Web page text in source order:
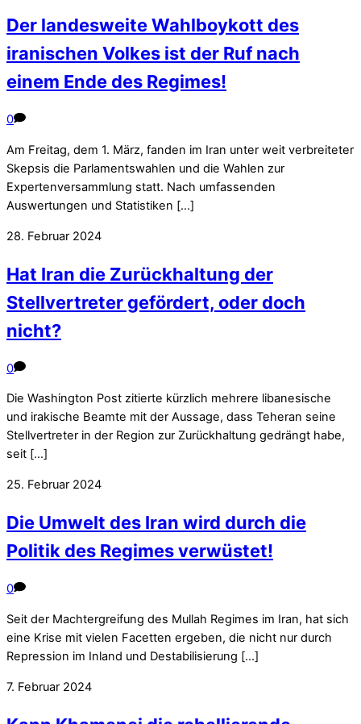
Der landesweite Wahlboykott des
iranischen Volkes ist der Ruf nach
einem Ende des Regimes!
0
Am Freitag, dem 1. März, fanden im Iran unter weit verbreiteter
Skepsis die Parlamentswahlen und die Wahlen zur
Expertenversammlung statt. Nach umfassenden
Auswertungen und Statistiken […]
28. Februar 2024
Hat Iran die Zurückhaltung der
Stellvertreter gefördert, oder doch
nicht?
0
Die Washington Post zitierte kürzlich mehrere libanesische
und irakische Beamte mit der Aussage, dass Teheran seine
Stellvertreter in der Region zur Zurückhaltung gedrängt habe,
seit […]
25. Februar 2024
Die Umwelt des Iran wird durch die
Politik des Regimes verwüstet!
0
Seit der Machtergreifung des Mullah Regimes im Iran, hat sich
eine Krise mit vielen Facetten ergeben, die nicht nur durch
Repression im Inland und Destabilisierung […]
7. Februar 2024